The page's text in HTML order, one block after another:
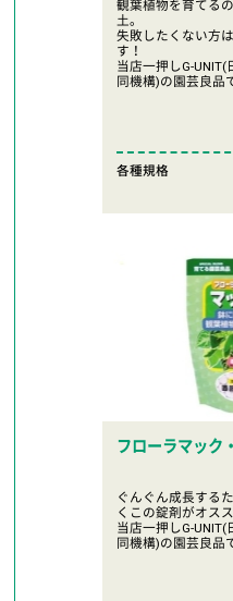
観葉植物を育てる
土。
失敗したくない方
す！
当店一押しG-
同機構)の園芸良品
各種規格
フローラマック
ぐんぐん成長する
くこの錠剤がオスス
当店一押しG-
同機構)の園芸良品